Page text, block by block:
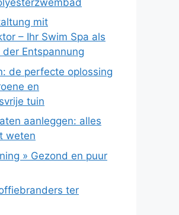
mit
– Ihr Swim Spa als
Entspannung
de perfecte oplossing
en
tuin
aanleggen: alles
weten
» Gezond en puur
ter